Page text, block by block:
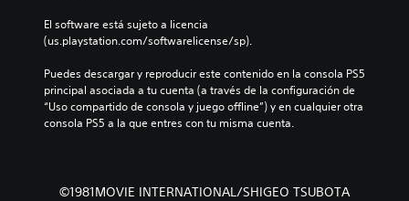
El software está sujeto a licencia
(us.playstation.com/softwarelicense/sp).
Puedes descargar y reproducir este contenido en la consola PS5
principal asociada a tu cuenta (a través de la configuración de
“Uso compartido de consola y juego offline”) y en cualquier otra
consola PS5 a la que entres con tu misma cuenta.
©1981MOVIE INTERNATIONAL/SHIGEO TSUBOTA